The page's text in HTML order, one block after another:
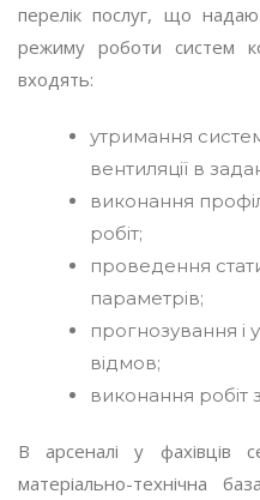
перелік послуг, що
режиму роботи систем
входять:
утримання
вентиляції в
виконання
робіт;
проведення
параметрів;
прогнозування
відмов;
виконання робіт
В арсеналі у фахівців
матеріально-технічна